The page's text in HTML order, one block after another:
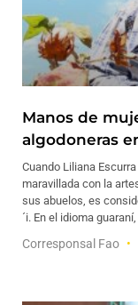
Manos de
algodoneras
Cuando Liliana
maravillada con la
sus abuelos, es
´i. En el idioma
Corresponsal Fao